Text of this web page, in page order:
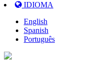
IDIOMA
English
Spanish
Português